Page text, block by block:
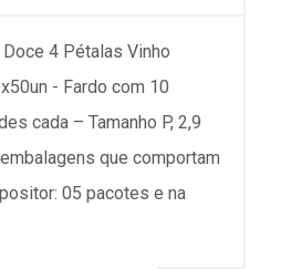
4 Pétalas Vinho
- Fardo com 10
cada – Tamanho P, 2,9
que comportam
05 pacotes e na